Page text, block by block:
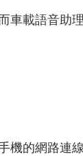
車載語音助
機的網路連